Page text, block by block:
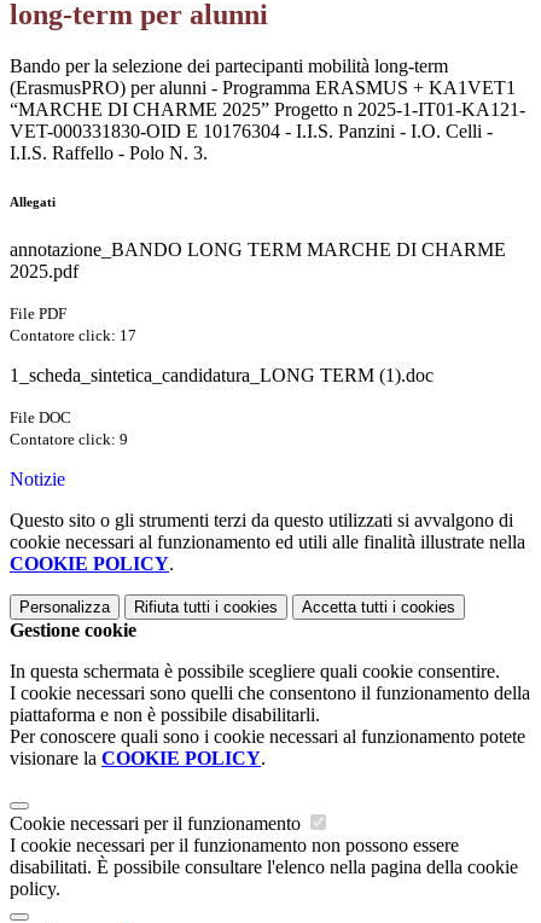
long-term per alunni
Bando per la selezione dei partecipanti mobilità long-term
(ErasmusPRO) per alunni - Programma ERASMUS + KA1VET1
“MARCHE DI CHARME 2025” Progetto n 2025-1-IT01-KA121-
VET-000331830-OID E 10176304 - I.I.S. Panzini - I.O. Celli -
I.I.S. Raffello - Polo N. 3.
Allegati
annotazione_BANDO LONG TERM MARCHE DI CHARME
2025.pdf
File PDF
Contatore click: 17
1_scheda_sintetica_candidatura_LONG TERM (1).doc
File DOC
Contatore click: 9
Notizie
Questo sito o gli strumenti terzi da questo utilizzati si avvalgono di
cookie necessari al funzionamento ed utili alle finalità illustrate nella
COOKIE POLICY.
Personalizza Rifiuta tutti i cookies Accetta tutti i cookies
Gestione cookie
In questa schermata è possibile scegliere quali cookie consentire.
I cookie necessari sono quelli che consentono il funzionamento della
piattaforma e non è possibile disabilitarli.
Per conoscere quali sono i cookie necessari al funzionamento potete
visionare la COOKIE POLICY.
Cookie necessari per il funzionamento
I cookie necessari per il funzionamento non possono essere
disabilitati. È possibile consultare l'elenco nella pagina della cookie
policy.